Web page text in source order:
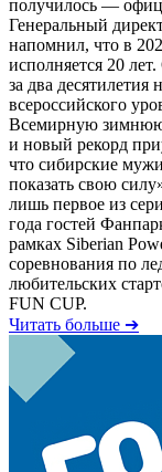
получилось —
Генеральный
напомнил, что в
исполняется 20
за два десятилетия
всероссийского
Всемирную зимнюю
и новый рекорд
что сибирские
показать свою
лишь первое из
года гостей
рамках Siberian
соревнования по
любительских
FUN CUP.
Читать больше ➔